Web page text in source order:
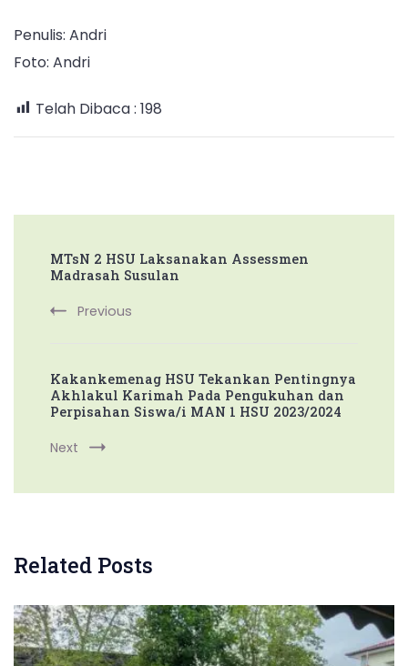
Penulis: Andri
Foto: Andri
Telah Dibaca : 198
Navigation
MTsN 2 HSU Laksanakan Assessmen
Madrasah Susulan
Previous
Kakankemenag HSU Tekankan Pentingnya
Akhlakul Karimah Pada Pengukuhan dan
Perpisahan Siswa/i MAN 1 HSU 2023/2024
Next
Related Posts